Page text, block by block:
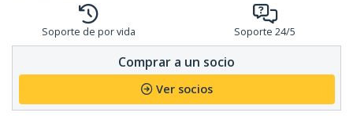
Soporte de por vida Soporte 24/5
Comprar a un socio
Ver socios